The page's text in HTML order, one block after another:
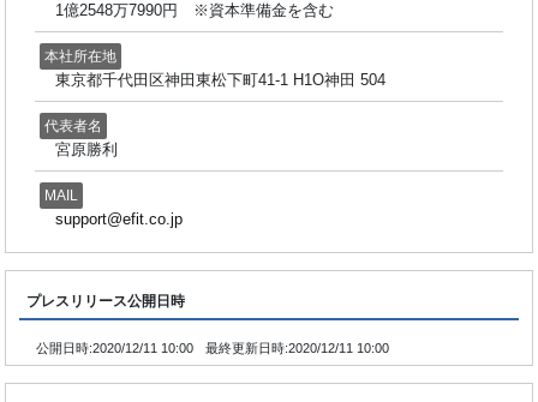
1億2548万7990円 ※資本準備金を含む
本社所在地
東京都千代田区神田東松下町41-1 H1O神田 504
代表者名
宮原勝利
MAIL
support@efit.co.jp
プレスリリース公開日時
公開日時:2020/12/11 10:00 最終更新日時:2020/12/11 10:00